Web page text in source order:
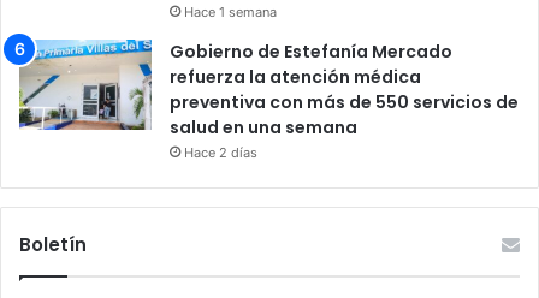
Hace 1 semana
Gobierno de Estefanía Mercado
refuerza la atención médica
preventiva con más de 550 servicios de
salud en una semana
Hace 2 días
Boletín